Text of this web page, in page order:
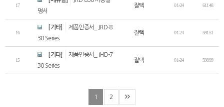
17
명서
잘텍 01-24 61148
16
[기타]
제품인증서_ JRD-8
30 Series
잘텍 01-24 59151
15
[기타]
제품인증서_ JHD-7
30 Series
잘텍 01-24 59899
1 2